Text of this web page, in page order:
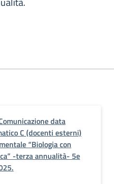
data
C (docenti esterni)
“Biologia con
-terza annualità- 5e